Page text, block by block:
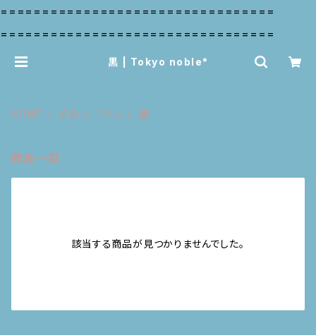
=================================
=================================
黒 | Tokyo noble*
HOME 折傘 フリル 黒
商品一覧
該当する商品が見つかりませんでした。